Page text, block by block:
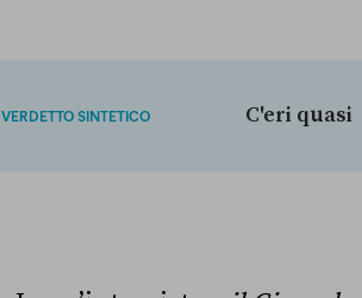
VERDETTO SINTETICO C'eri quasi